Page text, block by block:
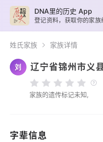
姓氏家族 家族详情
刘 辽宁省锦州市义
家族的遗传标记未知,
字辈信息
DNA里的历史 App
登记资料，获取你的家族